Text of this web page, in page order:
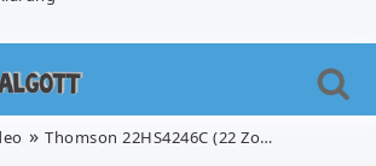
Thomson 22HS4246C (22 Zoll) LED-Backlight-Fernseher (HD Ready, DVB-C/-T, 2x HDMI, CI+, USB 2.0, Hotelmodus) für 175€